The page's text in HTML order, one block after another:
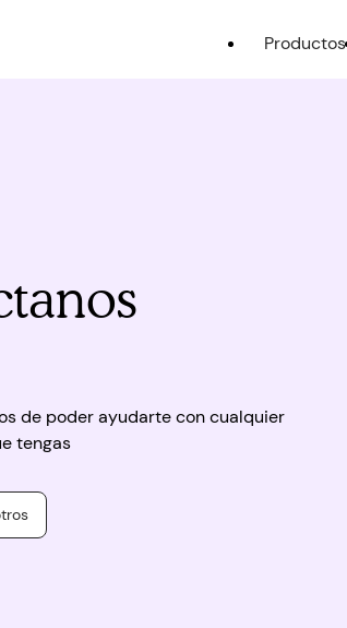
Productos
de poder ayudarte con cualquier
tengas